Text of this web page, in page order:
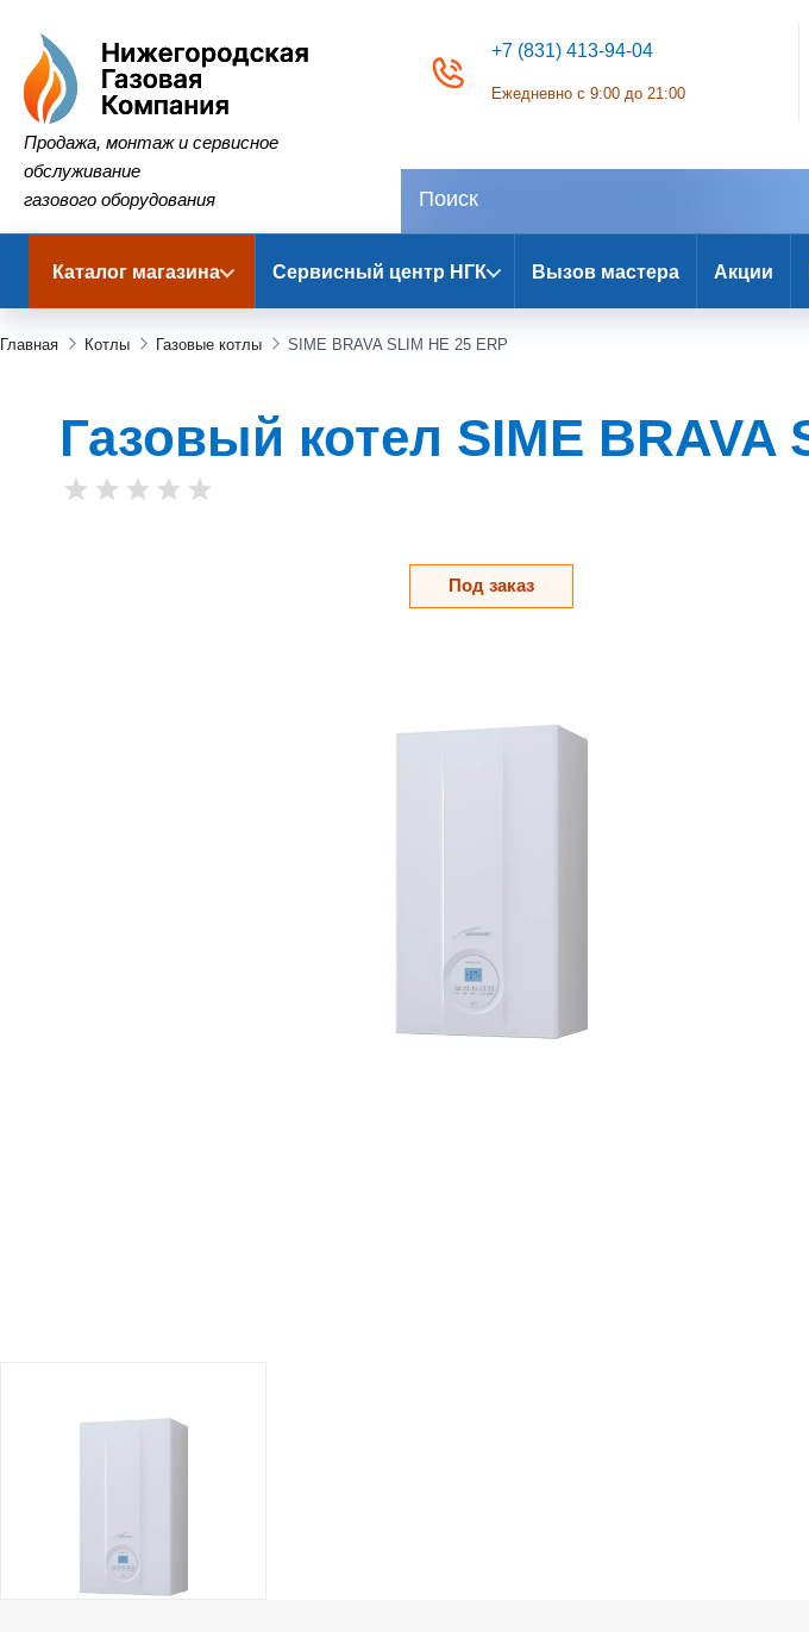
Нижегородская Газовая Компания
Продажа, монтаж и сервисное
обслуживание
газового оборудования
+7 (831) 413-94-04
Ежедневно с 9:00 до 21:00
Каталог магазина Сервисный центр НГК Вызов мастера Акции
Главная Котлы Газовые котлы SIME BRAVA SLIM HE 25 ERP
Газовый котел SIME BRAVA
Под заказ